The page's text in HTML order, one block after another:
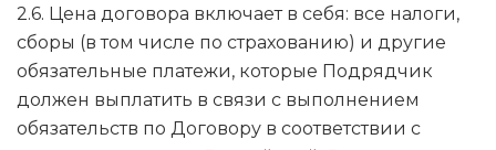
2.6. Цена договора включает в себя: все налоги,
сборы (в том числе по страхованию) и другие
обязательные платежи, которые Подрядчик
должен выплатить в связи с выполнением
обязательств по Договору в соответствии с